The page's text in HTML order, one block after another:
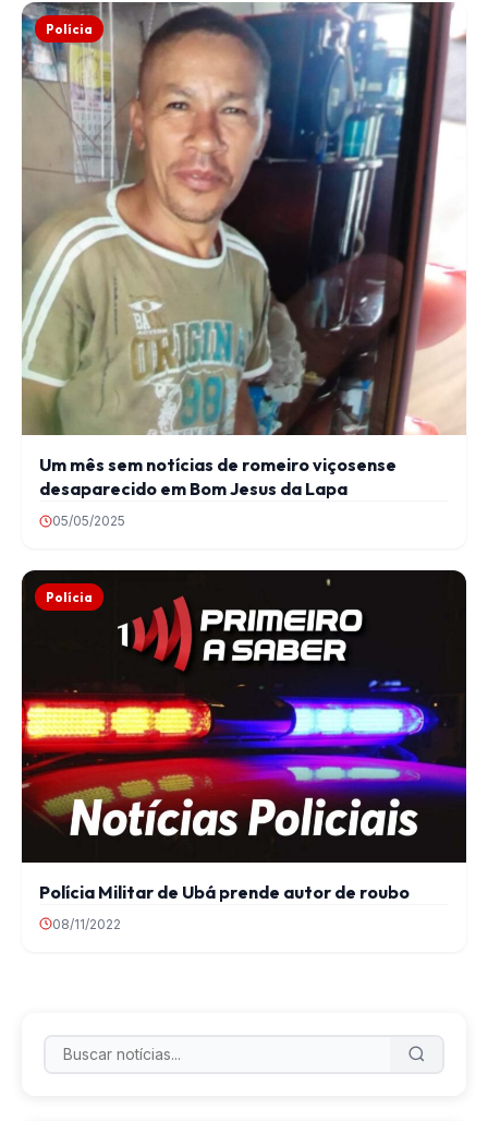
Polícia
Um mês sem notícias de romeiro viçosense
desaparecido em Bom Jesus da Lapa
05/05/2025
Polícia
Polícia Militar de Ubá prende autor de roubo
08/11/2022